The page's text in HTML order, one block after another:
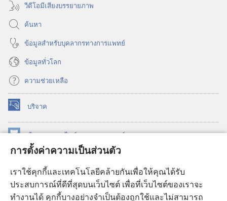
การตั้งค่าความเป็นส่วนตัว
เราใช้คุกกี้และเทคโนโลยีคล้ายกันเพื่อให้คุณได้รับ
ประสบการณ์ที่ดีที่สุดบนเว็บไซต์ เพื่อที่เว็บไซต์ของเราจะ
ทำงานได้ คุกกี้บางอย่างจำเป็นต้องถูกใช้และไม่สามารถ
วีดีโอมีเสียงบรรยายภาพ
ค้นหา
ข้อมูล​สำหรับ​บุคลากร​ทาง​การ​แพทย์
ข้อมูล​ทั่ว​โลก
ความช่วยเหลือ
บริจาค
(เปิด
หน้าต่าง
ใหม่) ห้องสมุดออนไลน์ของวอชเทาเวอร์
หน้าต่าง
®
หน้าต่าง
ใหม่) JW Library®